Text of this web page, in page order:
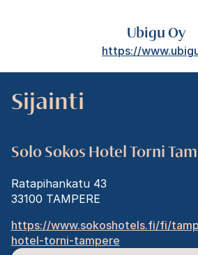
Ubigu Oy
https://
Sijainti
Solo Sokos Hotel Torni
Ratapihankatu 43
33100 TAMPERE
https://www.sokoshotels.fi/fi/
hotel-torni-tampere